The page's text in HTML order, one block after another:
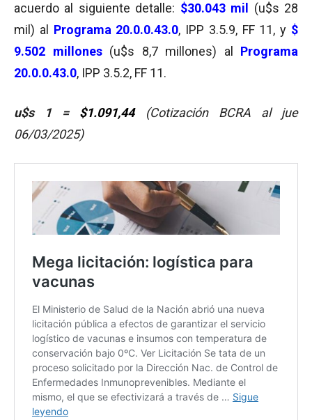
acuerdo al siguiente detalle: $30.043 mil
(u$s 28
mil) al Programa 20.0.0.43.0, IPP 3.5.9, FF 11, y $
9.502 millones (u$s 8,7 millones) al Programa
20.0.0.43.0, IPP 3.5.2, FF 11.
u$s 1 = $1.091,44
(Cotización BCRA al jue
06/03/2025)